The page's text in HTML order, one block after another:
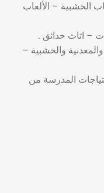
الخشبية – الألعاب
– اثاث حدائق .
والخشبية –
المدرسة من